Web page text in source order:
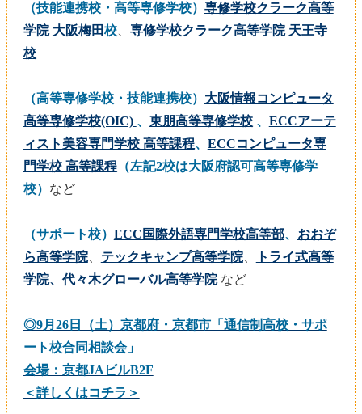
（技能連携校・高等専修学校） 専修学校クラーク高等
学院 大阪梅田校、 専修学校クラーク高等学院 天王寺
校
（高等専修学校・技能連携校） 大阪情報コンピュータ
高等専修学校(OIC) 、 東朋高等専修学校、 ECCアーテ
ィスト美容専門学校 高等課程、 ECCコンピュータ専
門学校 高等課程（左記2校は大阪府認可高等専修学
校） など
（サポート校） ECC国際外語専門学校高等部、 おおぞ
ら高等学院、 テックキャンプ高等学院、
トライ式高等
学院、代々木グローバル高等学院 など
◎9月26日（土）京都府・京都市「通信制高校・サポ
ート校合同相談会」
会場：京都JAビルB2F
＜詳しくはコチラ＞